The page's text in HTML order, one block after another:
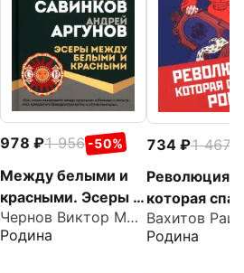
978 1 956 -50%
Между белыми и
красными. Эсеры в
революции
Чернов Виктор Михайлович
Родина
734 1 467
Революция,
которая
Россию
Родина